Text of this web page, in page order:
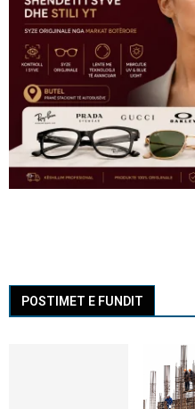
POSTIMET E FUNDIT